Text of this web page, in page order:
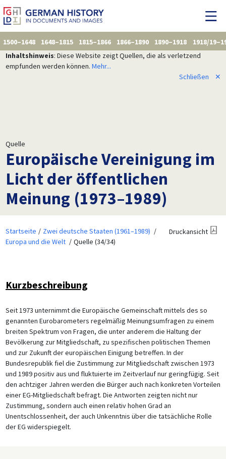
1500–1648 1648–1815 1815–1866 1866–1890 1890–1918
1918/
Inhaltshinweis: Diese Website zeigt Quellen, die als verletzend
empfunden werden können. Mehr...
Schließen
✕
Quelle
Europäische Vereinigung im
Licht der öffentlichen
Meinung (1973–1989)
Startseite
Zwei deutsche Staaten (1961–1989)
Europa und die Welt
Quelle (34/34)
Druckansicht
Kurzbeschreibung
Seit 1973 unternimmt die Europäische Gemeinschaft mittels des so
genannten Eurobarometers regelmäßig Meinungsumfragen zu einem
breiten Spektrum von Fragen, die unter anderem die Haltung der
Bevölkerung zur Mitgliedschaft, zu spezifischen politischen Themen
und zur Zukunft der europäischen Einigung betreffen. In der
Bundesrepublik fiel die Zustimmung zur Mitgliedschaft zwischen 1973
und 1989 positiv aus und fluktuierte im Zeitverlauf nur geringfügig. Seit
den achtziger Jahren werden die Bürger auch nach konkreten Vorteilen
einer EG-Mitgliedschaft befragt. Die Antworten zeigten nicht nur
Zustimmung, sondern auch einen relativ hohen Grad an
Unentschlossenheit, der auch Unkenntnis über die tatsächliche Rolle
der EG widerspiegelt.